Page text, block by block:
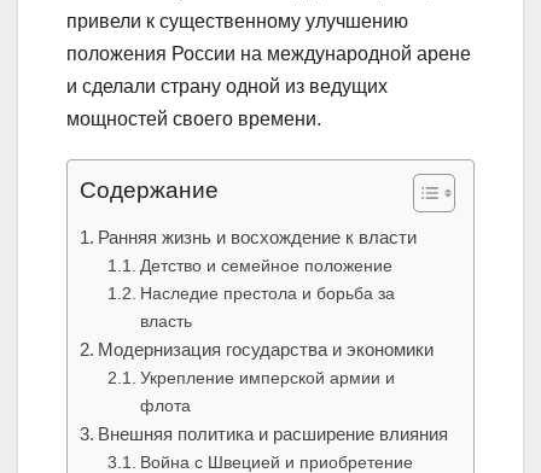
привели к существенному улучшению
положения России на международной арене
и сделали страну одной из ведущих
мощностей своего времени.
Содержание
Ранняя жизнь и восхождение к власти
Детство и семейное положение
Наследие престола и борьба за
власть
Модернизация государства и экономики
Укрепление имперской армии и
флота
Внешняя политика и расширение влияния
Война с Швецией и приобретение